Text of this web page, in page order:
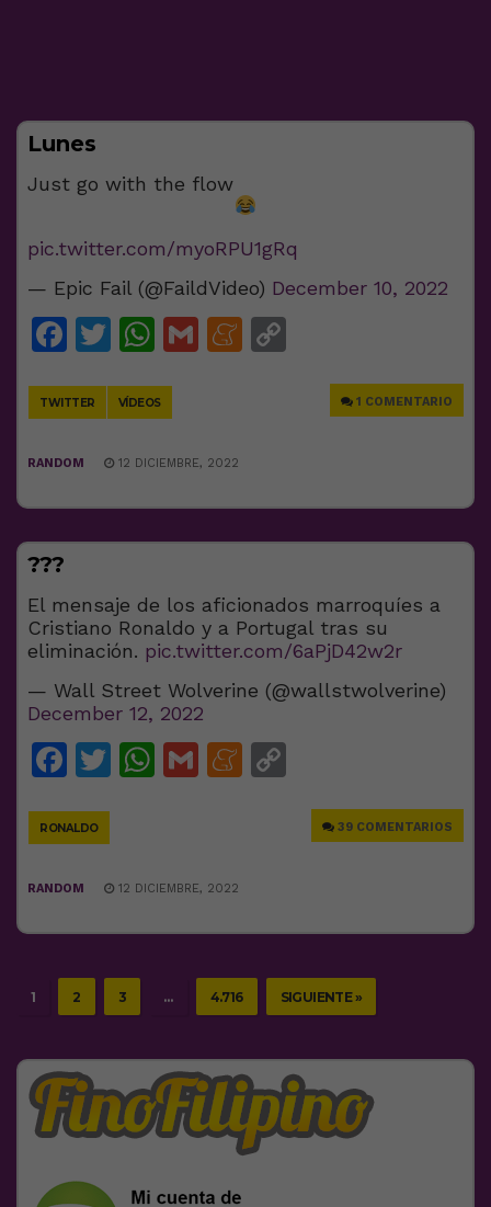
Lunes
Just go with the flow
pic.twitter.com/myoRPU1gRq
— Epic Fail (@FaildVideo) December 10, 2022
Facebook
Twitter
WhatsApp
GmailMeneame
TWITTER VÍDEOS 1 COMENTARIO
RANDOM 12 DICIEMBRE, 2022
???
El mensaje de los aficionados marroquíes a
Cristiano Ronaldo y a Portugal tras su
eliminación. pic.twitter.com/6aPjD42w2r
— Wall Street Wolverine (@wallstwolverine)
December 12, 2022
Facebook
Twitter
WhatsApp
GmailMeneame
RONALDO 39 COMENTARIOS
RANDOM 12 DICIEMBRE, 2022
1 2 3 … 4.716 SIGUIENTE »